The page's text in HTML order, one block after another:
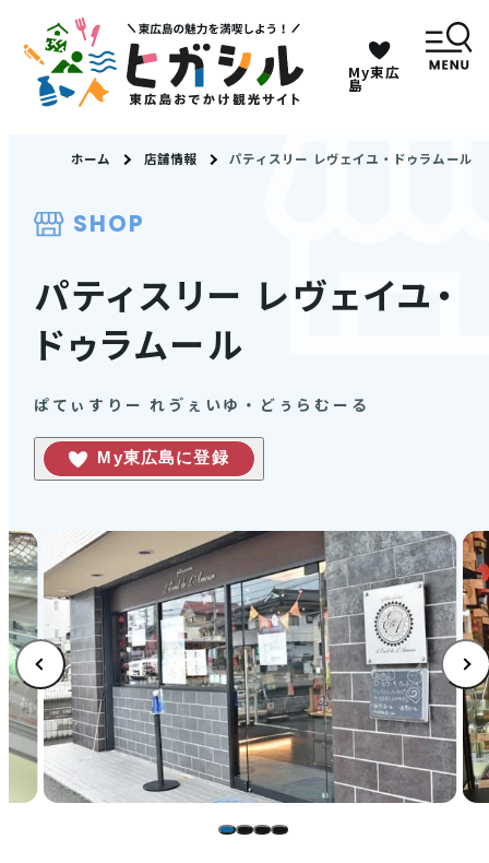
My東広
島
ホーム 店舗情報 パティスリー レヴェイユ・ドゥラムール
SHOP
パティスリー レヴェイユ・
ドゥラムール
ぱてぃすりー れゔぇいゆ・どぅらむーる
My東広島に登録
キーワードは2つまで、30文字以内で検索してくだ
さい。
メニュー
観光スポット
イベント情報
グルメ・特産品
店舗情報
体験・ガイド
モデルコース